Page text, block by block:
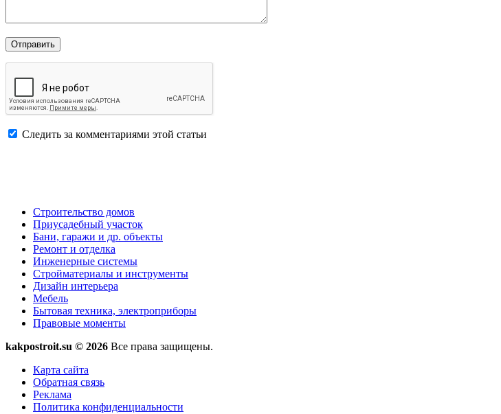
Следить за комментариями этой статьи
Строительство домов
Приусадебный участок
Бани, гаражи и др. объекты
Ремонт и отделка
Инженерные системы
Стройматериалы и инструменты
Дизайн интерьера
Мебель
Бытовая техника, электроприборы
Правовые моменты
kakpostroit.su © 2026 Все права защищены.
Карта сайта
Обратная связь
Реклама
Политика конфиденциальности